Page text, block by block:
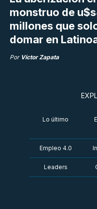
monstruo de
millones que
domar en
Por Víctor Zapata
Lo último
Empleo 4.0
Leaders